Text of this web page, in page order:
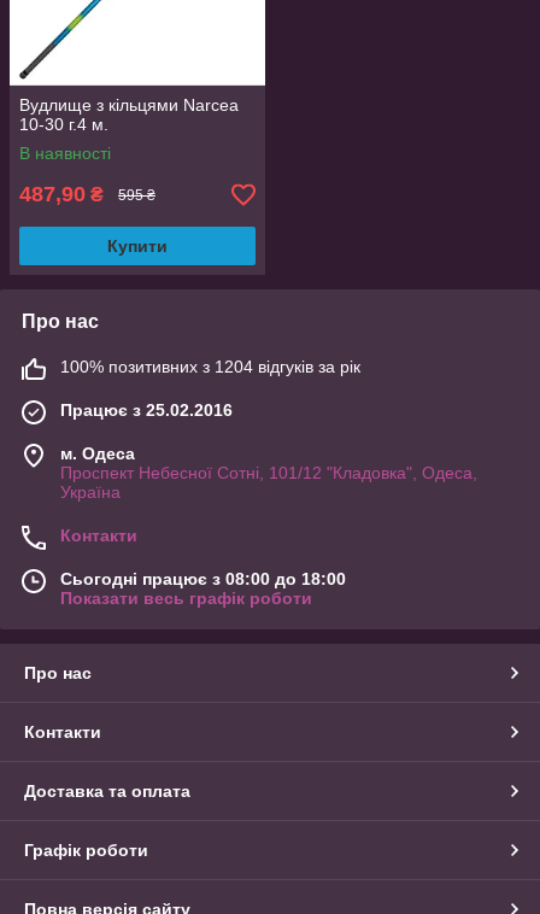
Вудлище з кільцями Narcea
10-30 г.4 м.
В наявності
487,90 ₴ 595 ₴
Купити
Про нас
100% позитивних з 1204 відгуків за рік
Працює з 25.02.2016
м. Одеса
Проспект Небесної Сотні, 101/12 "Кладовка", Одеса,
Україна
Контакти
Сьогодні працює з 08:00 до 18:00
Показати весь графік роботи
Про нас
Контакти
Доставка та оплата
Графік роботи
Повна версія сайту